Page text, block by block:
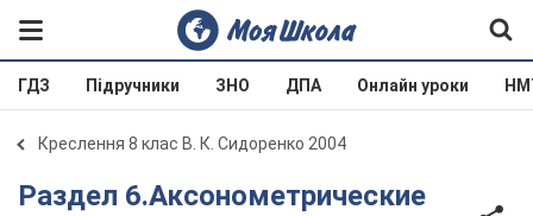
ГДЗ Підручники ЗНО ДПА Онлайн уроки
Креслення 8 клас В. К. Сидоренко 2004
Раздел 6.Аксонометрические